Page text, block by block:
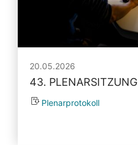
20.05.2026
43. PLENARSITZUNG
Plenarprotokoll